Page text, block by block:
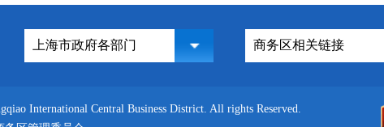
International Central Business District. All rights Reserved.